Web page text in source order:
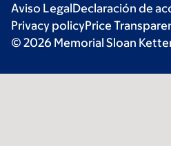
Aviso LegalDeclaración de
Privacy policyPrice
© 2026 Memorial Sloan